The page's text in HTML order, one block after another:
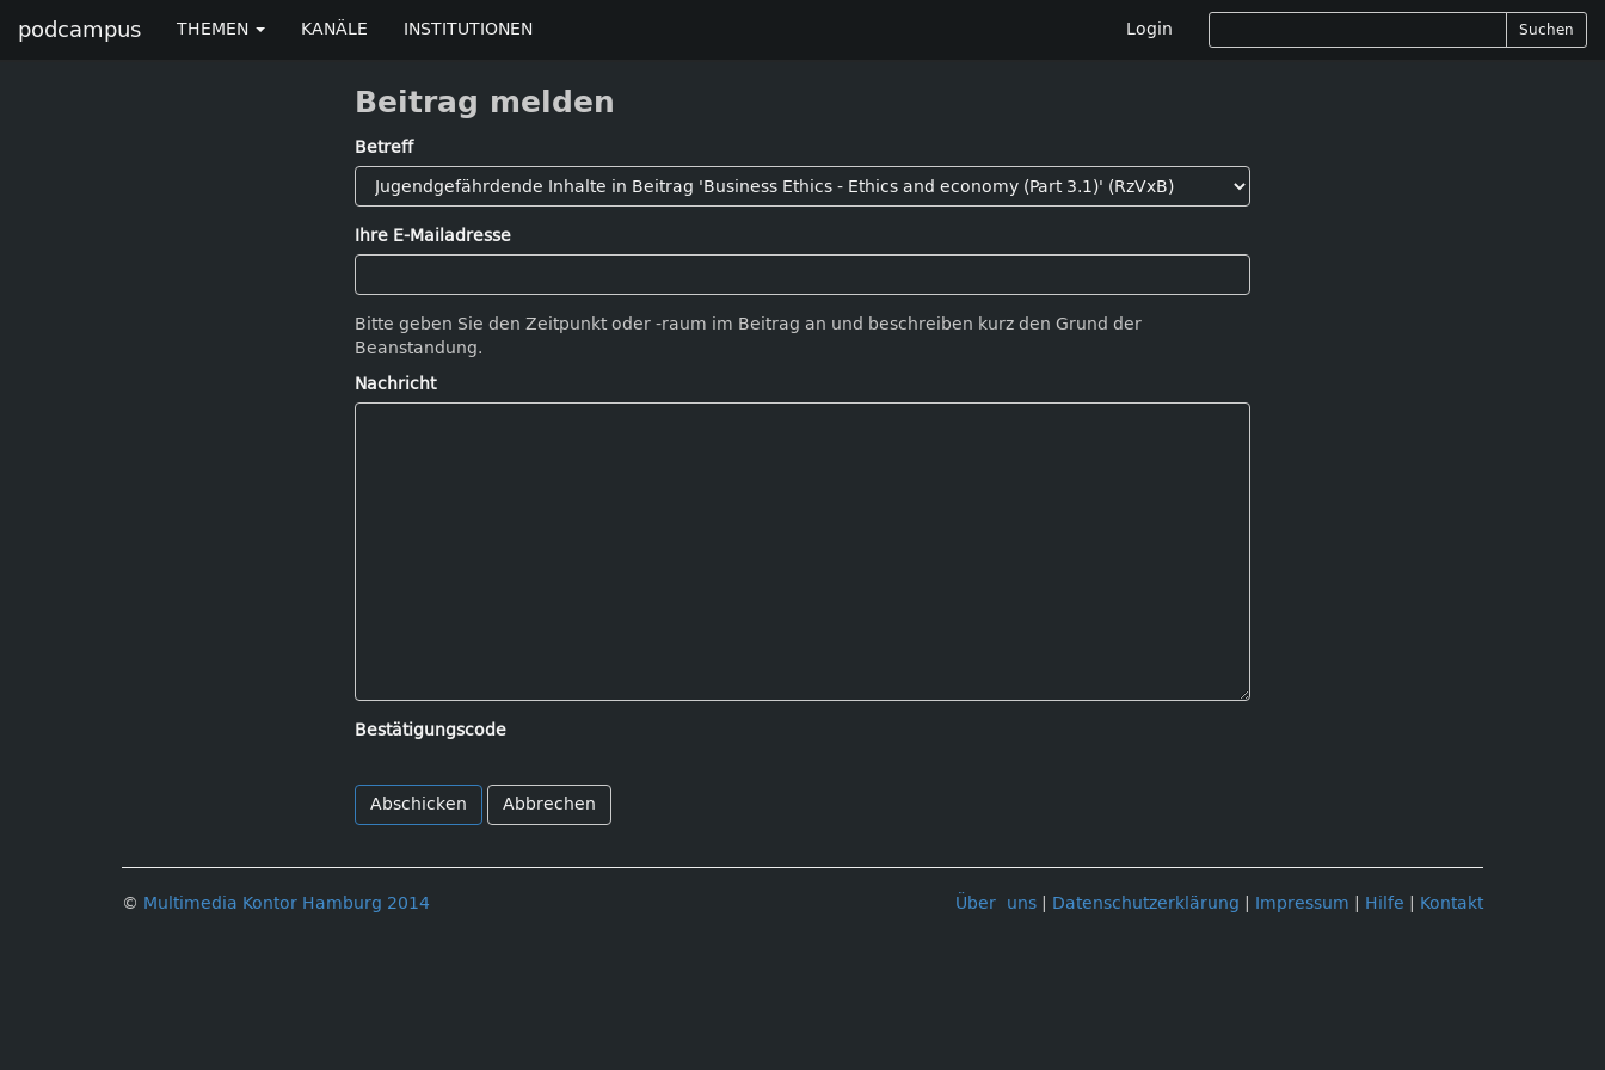
podcampus THEMEN KANÄLE INSTITUTIONEN Login Suchen
Beitrag melden
Betreff
Ihre E-Mailadresse
Bitte geben Sie den Zeitpunkt oder -raum im Beitrag an und beschreiben kurz den Grund der
Beanstandung.
Nachricht
Bestätigungscode
Abbrechen
Über uns Datenschutzerklärung Impressum Hilfe Kontakt
© Multimedia Kontor Hamburg 2014